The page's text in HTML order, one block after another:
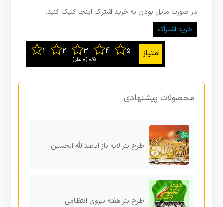
در صورت مایل بودن به خرید اشتراک اینجا کلیک کنید.
خرید اشتراک
0/5 ‫(0 نظر)
محصولات پیشنهادی
طرح بنر لایه باز اباعبدالله الحسین
طرح بنر هفته نیروی انتظامی